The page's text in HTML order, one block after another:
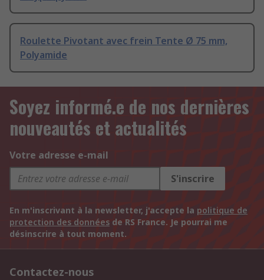
Roulette Pivotant avec frein Tente Ø 75 mm,
Polyamide
Soyez informé.e de nos dernières
nouveautés et actualités
Votre adresse e-mail
S'inscrire
En m'inscrivant à la newsletter, j'accepte la politique de
protection des données de RS France. Je pourrai me
désinscrire à tout moment.
Contactez-nous